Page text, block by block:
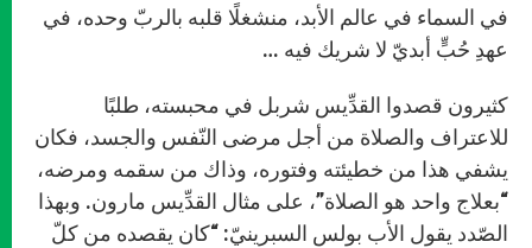
في السماء في عالم الأبد، منشغلًا قلبه بالربّ وحده، في
عهدِ حُبٍّ أبديّ لا شريك فيه …
كثيرون قصدوا القدِّيس شربل في محبسته، طلبًا
للاعتراف والصلاة من أجل مرضى النّفس والجسد، فكان
يشفي هذا من خطيئته وفتوره، وذاك من سقمه ومرضه،
“بعلاج واحد هو الصلاة”، على مثال القدِّيس مارون. وبهذا
الصّدد يقول الأب بولس السبرينيّ: “كان يقصده من كلّ